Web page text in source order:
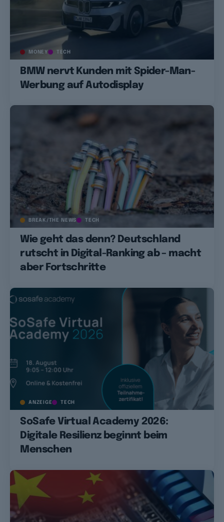
MONEY TECH
BMW nervt Kunden mit Spider-Man-
Werbung auf Autodisplay
BREAK/THE NEWS TECH
Wie geht das denn? Deutschland
rutscht in Digital-Ranking ab – macht
aber Fortschritte
ANZEIGE TECH
SoSafe Virtual Academy 2026:
Digitale Resilienz beginnt beim
Menschen